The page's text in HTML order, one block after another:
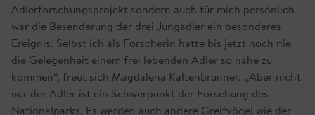
Adlerforschungsprojekt sondern auch für mich persönlich
war die Besenderung der drei Jungadler ein besonderes
Ereignis. Selbst ich als Forscherin hatte bis jetzt noch nie
die Gelegenheit einem frei lebenden Adler so nahe zu
kommen“, freut sich Magdalena Kaltenbrunner. „Aber nicht
nur der Adler ist ein Schwerpunkt der Forschung des
Nationalparks. Es werden auch andere Greifvögel wie der